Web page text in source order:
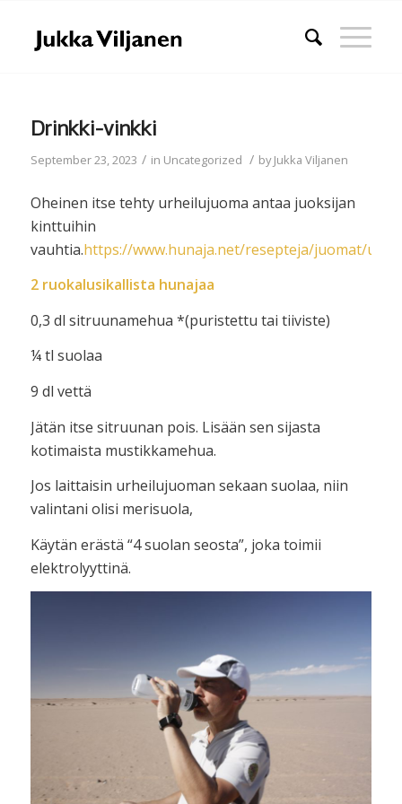
Drinkki-vinkki
September 23, 2023 / in Uncategorized / byJukka Viljanen
Oheinen itse tehty urheilujuoma antaa juoksijan
kinttuihin
vauhtia.https://www.hunaja.net/resepteja/juomat/
2 ruokalusikallista hunajaa
0,3 dl sitruunamehua *(puristettu tai tiiviste)
¼ tl suolaa
9 dl vettä
Jätän itse sitruunan pois. Lisään sen sijasta
kotimaista mustikkamehua.
Jos laittaisin urheilujuoman sekaan suolaa, niin
valintani olisi merisuola,
Käytän erästä “4 suolan seosta”, joka toimii
elektrolyyttinä.